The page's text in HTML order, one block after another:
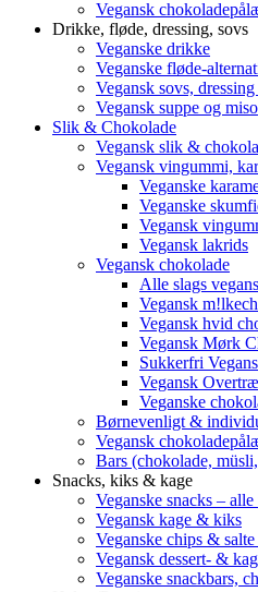
Vegansk
Drikke, fløde, dressing, sovs
Veganske drikke
Veganske fløde-
Vegansk sovs,
Vegansk suppe og miso
Slik & Chokolade
Vegansk slik &
Vegansk vingummi,
Veganske
Veganske
Vegansk
Vegansk lakrids
Vegansk chokolade
Alle slags
Vegansk
Vegansk hvid
Vegansk Mørk
Sukkerfri
Vegansk
Veganske
Børnevenligt &
Vegansk
Bars (chokolade,
Snacks, kiks & kage
Veganske snacks –
Vegansk kage & kiks
Veganske chips & salte
Vegansk dessert- &
Veganske snackbars,